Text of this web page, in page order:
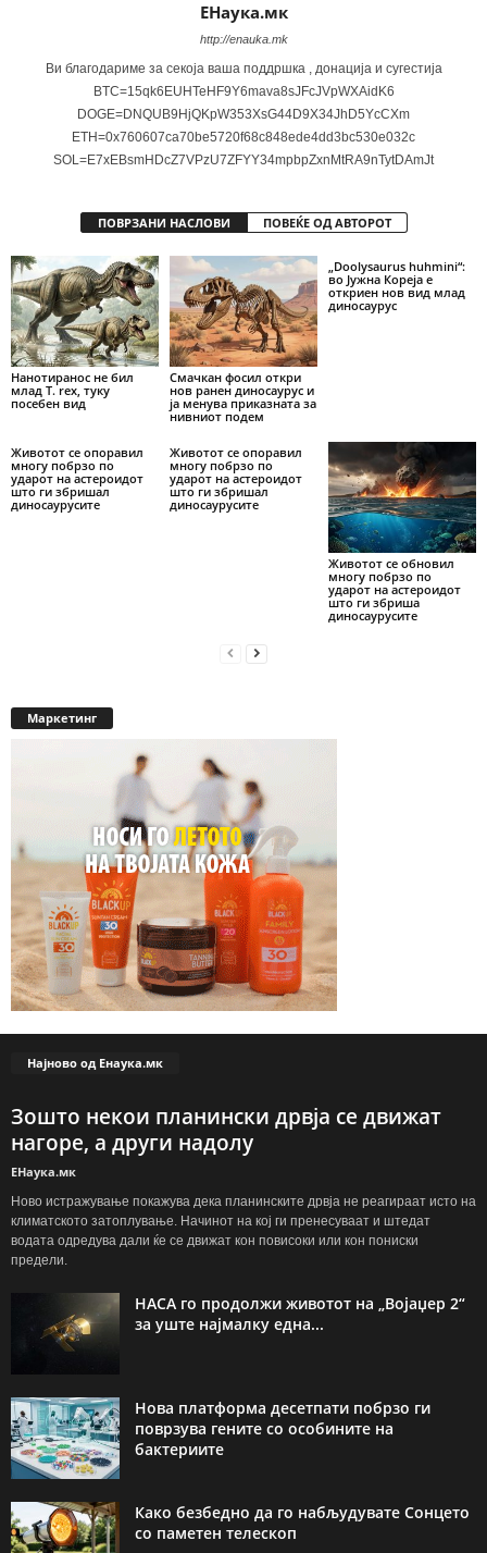
ЕНаука.мк
http://enauka.mk
Ви благодариме за секоја ваша поддршка , донација и сугестија
BTC=15qk6EUHTeHF9Y6mava8sJFcJVpWXAidK6
DOGE=DNQUB9HjQKpW353XsG44D9X34JhD5YcCXm
ETH=0x760607ca70be5720f68c848ede4dd3bc530e032c
SOL=E7xEBsmHDcZ7VPzU7ZFYY34mpbpZxnMtRA9nTytDAmJt
ПОВРЗАНИ НАСЛОВИ ПОВЕЌЕ ОД АВТОРОТ
Нанотиранос не бил
млад Т. rex, туку
посебен вид
Смачкан фосил откри
нов ранен диносаурус и
ја менува приказната за
нивниот подем
„Doolysaurus huhmini“:
во Јужна Кореја е
откриен нов вид млад
диносаурус
Животот се опоравил
многу побрзо по
ударот на астероидот
што ги збришал
диносаурусите
Животот се опоравил
многу побрзо по
ударот на астероидот
што ги збришал
диносаурусите
Животот се обновил
многу побрзо по
ударот на астероидот
што ги збриша
диносаурусите
Маркетинг
Најново од Енаука.мк
Зошто некои планински дрвја се движат
нагоре, а други надолу
ЕНаука.мк
Ново истражување покажува дека планинските дрвја не реагираат исто на
климатското затоплување. Начинот на кој ги пренесуваат и штедат
водата одредува дали ќе се движат кон повисоки или кон пониски
предели.
НАСА го продолжи животот на „Војаџер 2“
за уште најмалку една...
Нова платформа десетпати побрзо ги
поврзува гените со особините на
бактериите
Како безбедно да го набљудувате Сонцето
со паметен телескоп